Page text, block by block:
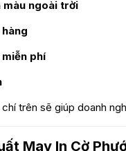
màu ngoài trời
phí
trên sẽ giúp doanh
May In Cờ